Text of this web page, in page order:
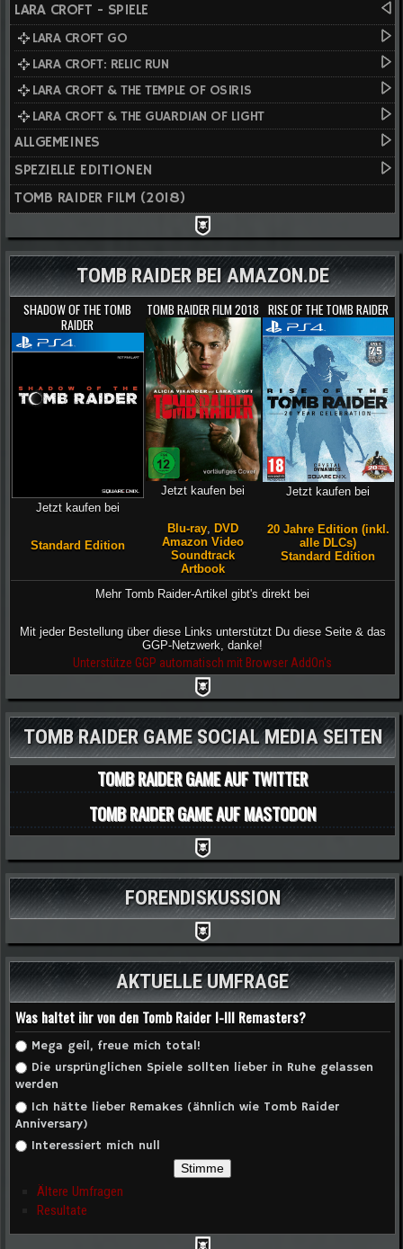
LARA CROFT - SPIELE
LARA CROFT GO
LARA CROFT: RELIC RUN
LARA CROFT & THE TEMPLE OF OSIRIS
LARA CROFT & THE GUARDIAN OF LIGHT
ALLGEMEINES
SPEZIELLE EDITIONEN
TOMB RAIDER FILM (2018)
TOMB RAIDER BEI AMAZON.DE
SHADOW OF THE TOMB
RAIDER
Jetzt kaufen bei
Standard Edition
TOMB RAIDER FILM 2018
Jetzt kaufen bei
Blu-ray DVD
Amazon Video
Soundtrack
Artbook
RISE OF THE TOMB RAIDER
Jetzt kaufen bei
20 Jahre Edition (inkl.
alle DLCs)
Standard Edition
Mehr Tomb Raider-Artikel gibt's direkt bei
Mit jeder Bestellung über diese Links unterstützt Du diese Seite & das
GGP-Netzwerk, danke!
Unterstütze GGP automatisch mit Browser AddOn's
TOMB RAIDER GAME SOCIAL MEDIA SEITEN
TOMB RAIDER GAME AUF TWITTER
TOMB RAIDER GAME AUF MASTODON
FORENDISKUSSION
AKTUELLE UMFRAGE
Was haltet ihr von den Tomb Raider I-III Remasters?
Auswahlmöglichkeiten
Mega geil, freue mich total!
Die ursprünglichen Spiele sollten lieber in Ruhe gelassen
werden
Ich hätte lieber Remakes (ähnlich wie Tomb Raider
Anniversary)
Interessiert mich null
Ältere Umfragen
Resultate